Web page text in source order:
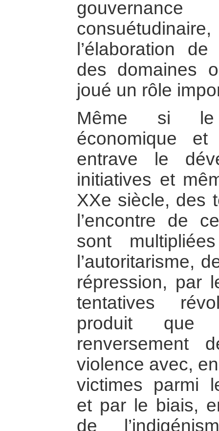
l’élaboration
des domaines
joué un rôle
Même si le
économique et
entrave le
initiatives et
XXe siècle, des
l’encontre de
sont
l’autoritarisme,
répression, par
tentatives
produit que
renversement
violence avec,
victimes parmi
et par le biais,
de